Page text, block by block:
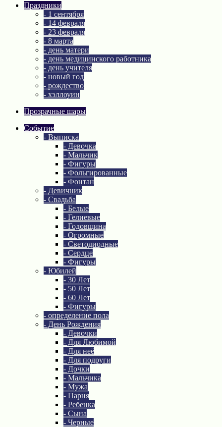
Праздники
- 1 сентября
- 14 февраля
- 23 февраля
- 8 марта
- день матери
- день медицинского работника
- день учителя
- новый год
- рождество
- хэллоуин
Прозрачные шары
Событие
- Выписка
- Девочка
- Мальчик
- Фигуры
- Фольгированные
- Фонтан
- Девичник
- Свадьба
- Белые
- Гелиевые
- Годовщина
- Огромные
- Светодиодные
- Сердце
- Фигуры
- Юбилей
- 30 Лет
- 50 Лет
- 60 Лет
- Фигуры
- определение пола
- День Рождения
- Девочки
- Для Любимой
- Для неё
- Для подруги
- Дочки
- Мальчика
- Мужа
- Парня
- Ребенка
- Сына
- Черные